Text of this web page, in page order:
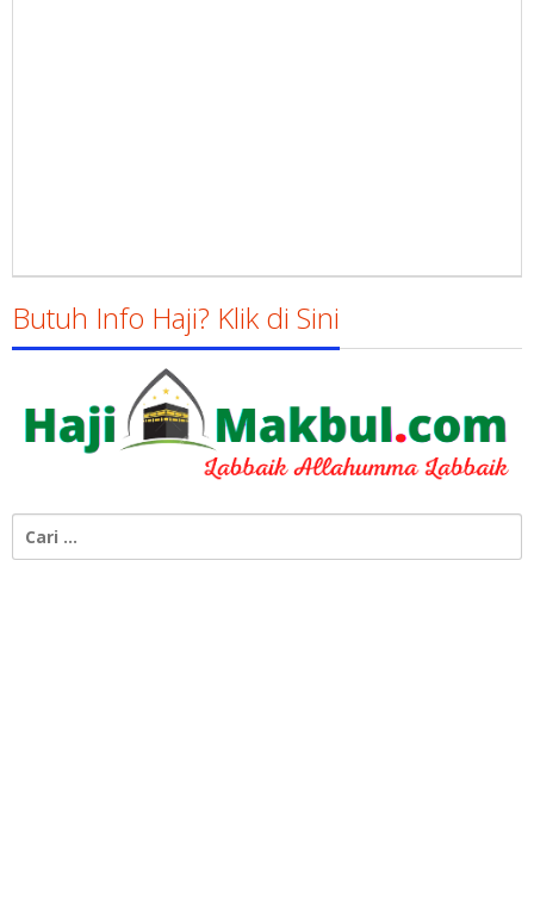
Butuh Info Haji? Klik di Sini
untuk: